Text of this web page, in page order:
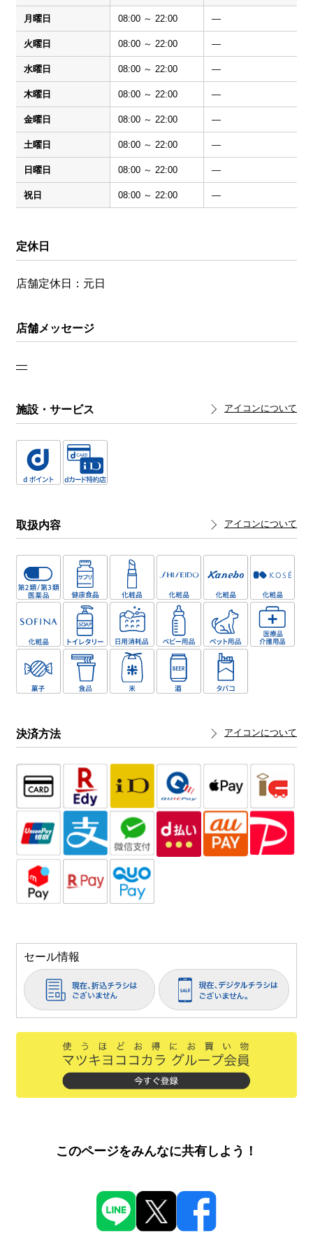
月曜日 08:00 ～ 22:00 ―
火曜日 08:00 ～ 22:00 ―
水曜日 08:00 ～ 22:00 ―
木曜日 08:00 ～ 22:00 ―
金曜日 08:00 ～ 22:00 ―
土曜日 08:00 ～ 22:00 ―
日曜日 08:00 ～ 22:00 ―
祝日 08:00 ～ 22:00 ―
定休日
店舗定休日：元日
店舗メッセージ
―
施設・サービス アイコンについて
取扱内容 アイコンについて
決済方法 アイコンについて
セール情報
このページをみんなに共有しよう！